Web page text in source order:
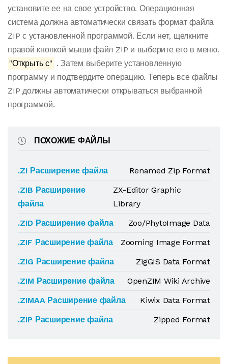
установите ее на свое устройство. Операционная
система должна автоматически связать формат файла
ZIP с установленной программой. Если нет, щелкните
правой кнопкой мыши файл ZIP и выберите его в меню.
"Открыть с" . Затем выберите установленную
программу и подтвердите операцию. Теперь все файлы
ZIP должны автоматически открываться выбранной
программой.
ПОХОЖИЕ ФАЙЛЫ
.ZI Расширение файла
Renamed Zip Format
.ZIB Расширение
файла
ZX-Editor Graphic
Library
.ZID Расширение файла
Zoo/PhytoImage Data
.ZIF Расширение файла
Zooming Image Format
.ZIG Расширение файла
ZigGIS Data Format
.ZIM Расширение файла
OpenZIM Wiki Archive
.ZIMAA Расширение файла
Kiwix Data Format
.ZIP Расширение файла
Zipped Format